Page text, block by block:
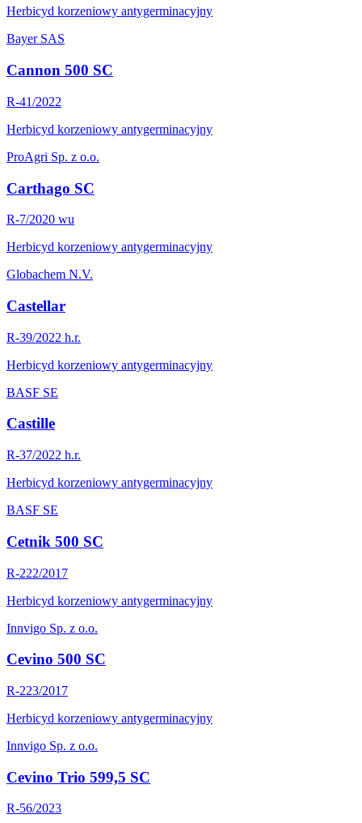
Herbicyd korzeniowy antygerminacyjny
Bayer SAS
Cannon 500 SC
R-41/2022
Herbicyd korzeniowy antygerminacyjny
ProAgri Sp. z o.o.
Carthago SC
R-7/2020 wu
Herbicyd korzeniowy antygerminacyjny
Globachem N.V.
Castellar
R-39/2022 h.r.
Herbicyd korzeniowy antygerminacyjny
BASF SE
Castille
R-37/2022 h.r.
Herbicyd korzeniowy antygerminacyjny
BASF SE
Cetnik 500 SC
R-222/2017
Herbicyd korzeniowy antygerminacyjny
Innvigo Sp. z o.o.
Cevino 500 SC
R-223/2017
Herbicyd korzeniowy antygerminacyjny
Innvigo Sp. z o.o.
Cevino Trio 599,5 SC
R-56/2023